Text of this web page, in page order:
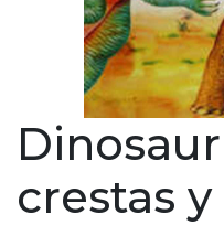
crestas